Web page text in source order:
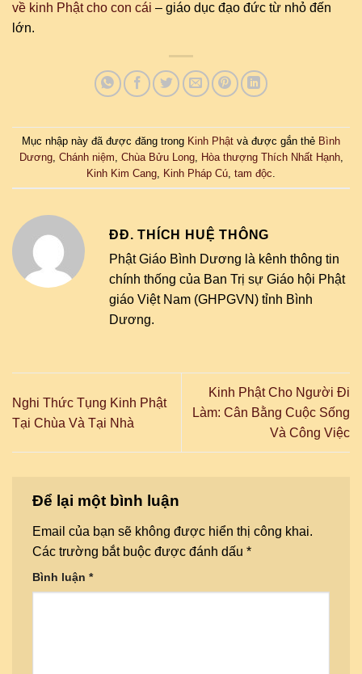
về kinh Phật cho con cái – giáo dục đạo đức từ nhỏ đến
lớn.
Mục nhập này đã được đăng trong Kinh Phật và được gắn thẻ Bình
Dương, Chánh niệm Chùa Bửu Long, Hòa thượng Thích Nhất Hạnh,
Kinh Kim Cang Kinh Pháp Cú tam độc
ĐĐ. THÍCH HUỆ THÔNG
Phật Giáo Bình Dương là kênh thông tin
chính thống của Ban Trị sự Giáo hội Phật
giáo Việt Nam (GHPGVN) tỉnh Bình
Dương.
Nghi Thức Tụng Kinh Phật
Tại Chùa Và Tại Nhà
Kinh Phật Cho Người Đi
Làm: Cân Bằng Cuộc Sống
Và Công Việc
Để lại một bình luận
Email của bạn sẽ không được hiển thị công khai.
Các trường bắt buộc được đánh dấu *
Bình luận *